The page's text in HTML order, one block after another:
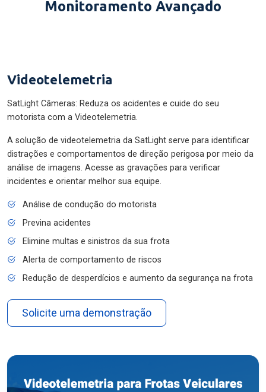
Monitoramento Avançado
Videotelemetria
SatLight Câmeras: Reduza os acidentes e cuide do seu
motorista com a Videotelemetria.
A solução de videotelemetria da SatLight serve para identificar
distrações e comportamentos de direção perigosa por meio da
análise de imagens. Acesse as gravações para verificar
incidentes e orientar melhor sua equipe.
Análise de condução do motorista
Previna acidentes
Elimine multas e sinistros da sua frota
Alerta de comportamento de riscos
Redução de desperdícios e aumento da segurança na frota
Solicite uma demonstração